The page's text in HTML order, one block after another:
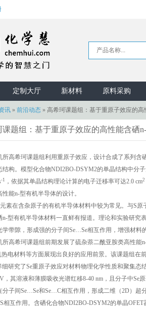
定制大厅 新材料 原料采购
讯 » 前沿动态 » 高希珂课题组：基于重原子效应的
课题组：基于重原子效应的高性能含硒
所高希珂课题组利用重原子效应，设计合成了系列
结构。模型化合物NDI2BO-DSYM2的单晶结构中分
-1 ，依据其单晶结构理论计算的电子迁移率可达2.0 cm2
性能n-型有机半导体的设计。
素在含杂原子的有机半导体材料中较为常见。与S
n-型有机半导体材料一直鲜有报道。理论和实验研究
学带隙，形成强的分子间Se…Se相互作用，增强材料
所高希珂课题组前期发展了硫杂萘二酰亚胺类高性
热电材料等方面展现出良好的应用前景。该课题组
细研究了Se重原子效应对材料物理化学性质和聚集
，其溶液和薄膜吸收光谱红移8-40 nm，且分子中
分子间Se…Se和Se…C相互作用，形成二维（2D）
相互作用。含硒化合物NDI2BO-DSYM2的单晶OFET